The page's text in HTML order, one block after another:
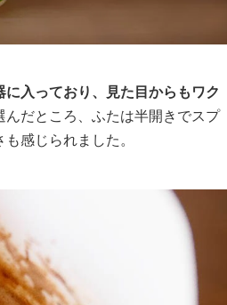
に入っており、見た目からもワク
だところ、ふたは半開きでスプ
感じられました。